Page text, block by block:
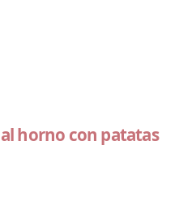
horno con patatas